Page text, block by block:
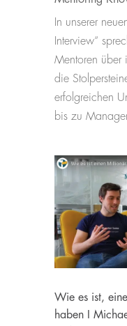
In unserer
Interview“
Mentoren über
die
erfolgreichen
bis zu
Wie es ist,
haben I